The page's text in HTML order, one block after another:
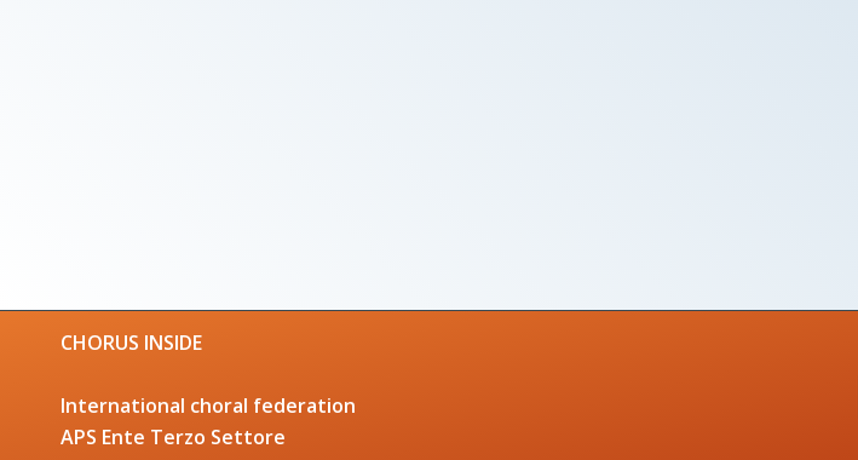
CHORUS INSIDE
International choral federation
APS Ente Terzo Settore